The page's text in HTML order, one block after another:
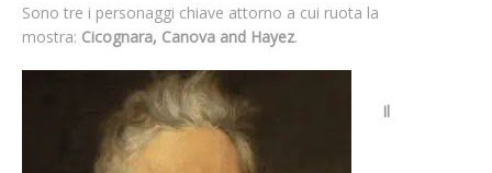
Sono tre i personaggi chiave attorno a cui ruota la
mostra: Cicognara, Canova and Hayez.
Il